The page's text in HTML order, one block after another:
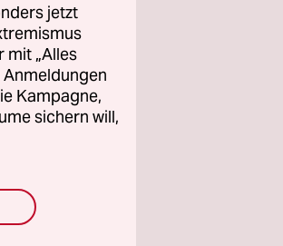
jetzt
mit „Alles
Kampagne,
sichern will,